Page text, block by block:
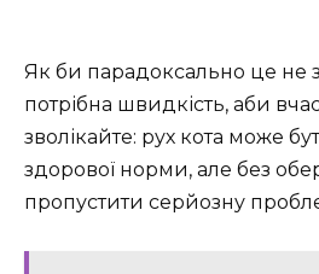
Як би парадоксально це не
потрібна швидкість, аби
зволікайте: рух кота може
здорової норми, але без
пропустити серйозну